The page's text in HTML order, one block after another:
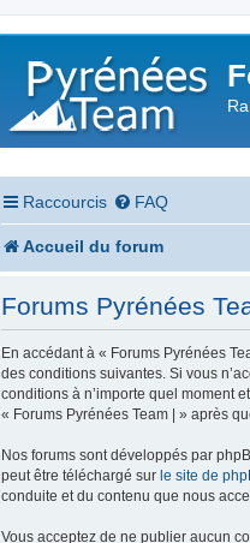
Raccourcis FAQ
Accueil du forum
Forums Pyrénées
En accédant à « Forums Pyrénées
des conditions suivantes. Si vous
conditions à n’importe quel moment
« Forums Pyrénées Team | » après
Nos forums sont développés par
peut être téléchargé sur le site de
conduite et du contenu que nous
Vous acceptez de ne publier aucun